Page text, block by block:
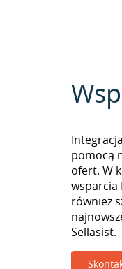
pomocą
ofert. W
wsparcia
również
Sellasist.